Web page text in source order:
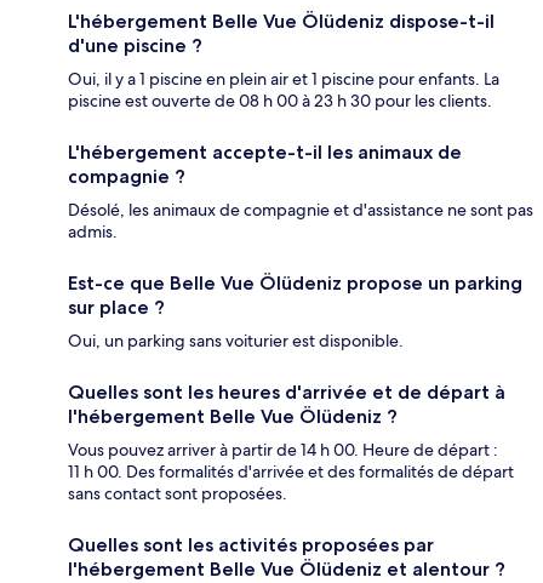
L'hébergement Belle Vue Ölüdeniz dispose-t-il
d'une piscine ?
Oui, il y a 1 piscine en plein air et 1 piscine pour enfants. La
piscine est ouverte de 08 h 00 à 23 h 30 pour les clients.
L'hébergement accepte-t-il les animaux de
compagnie ?
Désolé, les animaux de compagnie et d'assistance ne sont pas
admis.
Est-ce que Belle Vue Ölüdeniz propose un parking
sur place ?
Oui, un parking sans voiturier est disponible.
Quelles sont les heures d'arrivée et de départ à
l'hébergement Belle Vue Ölüdeniz ?
Vous pouvez arriver à partir de 14 h 00. Heure de départ :
11 h 00. Des formalités d'arrivée et des formalités de départ
sans contact sont proposées.
Quelles sont les activités proposées par
l'hébergement Belle Vue Ölüdeniz et alentour ?